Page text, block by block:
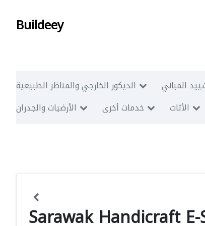
Buildeey
الديكور الخارجي والمناظر الطبيعية المباني
الأرضيات والجدران
خدمات أخرى الأثاث
Sarawak Handicraft